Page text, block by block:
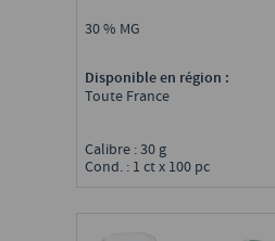
30 % MG
Disponible en région :
Toute France
Calibre : 30 g
Cond. : 1 ct x 100 pc